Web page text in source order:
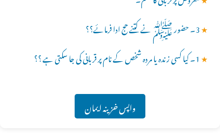
★3۔ حضور ﷺ نے کتنے حج ادا فرمائے؟؟
★1۔ کیا کسی زندہ یا مردہ شخص کے نام پر قربانی کی جا سکتی ہے ؟؟
واپس خزینہ ایمان